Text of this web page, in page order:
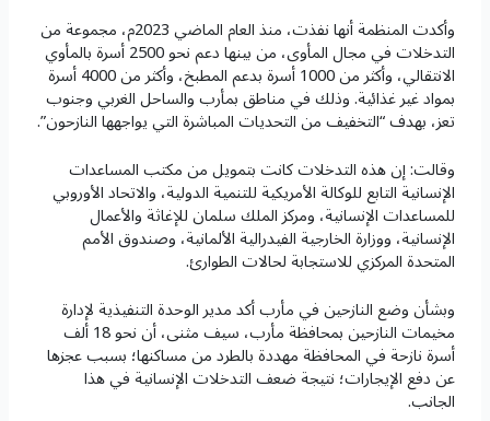
وأكدت المنظمة أنها نفذت، منذ العام الماضي 2023م، مجموعة من
التدخلات في مجال المأوى، من بينها دعم نحو 2500 أسرة بالمأوي
الانتقالي، وأكثر من 1000 أسرة بدعم المطبخ، وأكثر من 4000 أسرة
بمواد غير غذائية. وذلك في مناطق بمأرب والساحل الغربي وجنوب
تعز، بهدف “التخفيف من التحديات المباشرة التي يواجهها النازحون”.
وقالت: إن هذه التدخلات كانت بتمويل من مكتب المساعدات
الإنسانية التابع للوكالة الأمريكية للتنمية الدولية، والاتحاد الأوروبي
للمساعدات الإنسانية، ومركز الملك سلمان للإغاثة والأعمال
الإنسانية، ووزارة الخارجية الفيدرالية الألمانية، وصندوق الأمم
المتحدة المركزي للاستجابة لحالات الطوارئ.
وبشأن وضع النازحين في مأرب أكد مدير الوحدة التنفيذية لإدارة
مخيمات النازحين بمحافظة مأرب، سيف مثنى، أن نحو 18 ألف
أسرة نازحة في المحافظة مهددة بالطرد من مساكنها؛ بسبب عجزها
عن دفع الإيجارات؛ نتيجة ضعف التدخلات الإنسانية في هذا
الجانب.